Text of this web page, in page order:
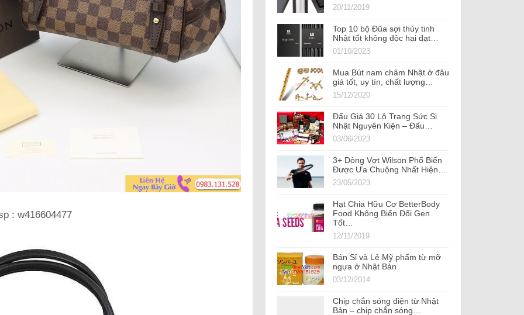
: w416604477
20/11/2019
Top 10 bộ Đũa sợi thủy tinh
Nhật tốt không độc hại đạt…
01/10/2023
Mua Bút nam châm Nhật ở đâu
giá tốt, uy tín, chất lượng…
15/12/2020
Đấu Giá 30 Lô Trang Sức Si
Nhật Nguyên Kiện – Đấu…
03/06/2023
3+ Dòng Vợt Wilson Phổ Biến
Được Ưa Chuộng Nhất Hiện…
23/05/2023
Hạt Chia Hữu Cơ BetterBody
Food Không Biến Đổi Gen
Tốt…
12/11/2019
Bán Sỉ và Lẻ Mỹ phẩm từ mỡ
ngựa ở Nhật Bản
03/12/2014
Chip chắn sóng điện từ Nhật
Bản – chip chắn sóng…